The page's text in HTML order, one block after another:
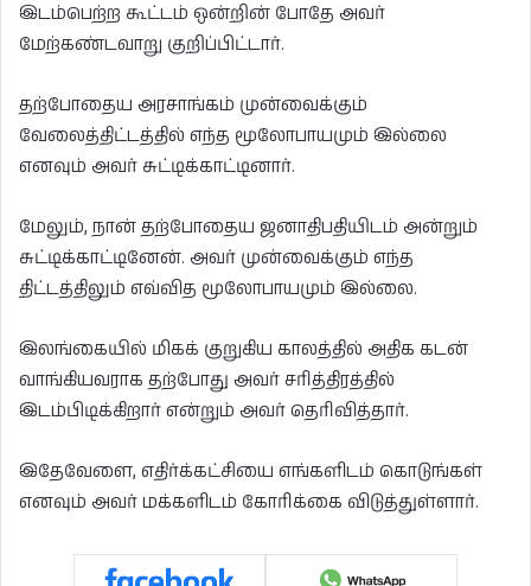
இடம்பெற்ற கூட்டம் ஒன்றின் போதே அவர்
மேற்கண்டவாறு குறிப்பிட்டார்.
தற்போதைய அரசாங்கம் முன்வைக்கும்
வேலைத்திட்டத்தில் எந்த மூலோபாயமும் இல்லை
எனவும் அவர் சுட்டிக்காட்டினார்.
மேலும், நான் தற்போதைய ஜனாதிபதியிடம் அன்றும்
சுட்டிக்காட்டினேன். அவர் முன்வைக்கும் எந்த
திட்டத்திலும் எவ்வித மூலோபாயமும் இல்லை.
இலங்கையில் மிகக் குறுகிய காலத்தில் அதிக கடன்
வாங்கியவராக தற்போது அவர் சரித்திரத்தில்
இடம்பிடிக்கிறார் என்றும் அவர் தெரிவித்தார்.
இதேவேளை, எதிர்க்கட்சியை எங்களிடம் கொடுங்கள்
எனவும் அவர் மக்களிடம் கோரிக்கை விடுத்துள்ளார்.